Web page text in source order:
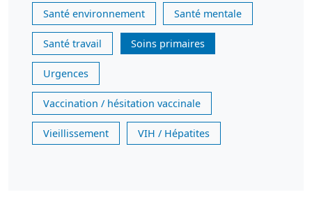
Santé environnement Santé mentale
Santé travail Soins primaires
Urgences
Vaccination / hésitation vaccinale
Vieillissement VIH / Hépatites